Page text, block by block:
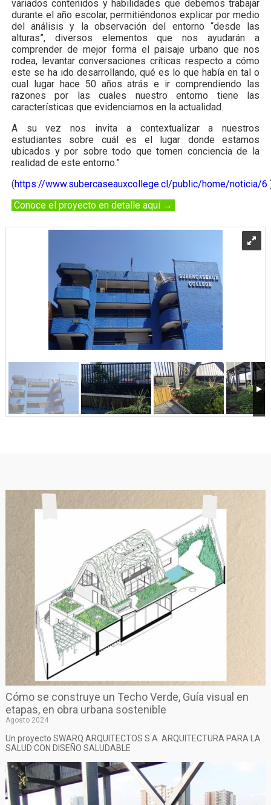
variados contenidos y habilidades que debemos trabajar
durante el año escolar, permitiéndonos explicar por medio
del análisis y la observación del entorno “desde las
alturas”, diversos elementos que nos ayudarán a
comprender de mejor forma el paisaje urbano que nos
rodea, levantar conversaciones críticas respecto a cómo
este se ha ido desarrollando, qué es lo que había en tal o
cual lugar hace 50 años atrás e ir comprendiendo las
razones por las cuales nuestro entorno tiene las
características que evidenciamos en la actualidad.
A su vez nos invita a contextualizar a nuestros
estudiantes sobre cuál es el lugar donde estamos
ubicados y por sobre todo que tomen conciencia de la
realidad de este entorno.”
(https://www.subercaseauxcollege.cl/public/home/noticia/6
Conoce el proyecto en detalle aquí→
Cómo se construye un Techo Verde, Guía visual en
etapas, en obra urbana sostenible
Agosto 2024
Un proyecto SWARQ ARQUITECTOS S.A. ARQUITECTURA PARA LA
SALUD CON DISEÑO SALUDABLE